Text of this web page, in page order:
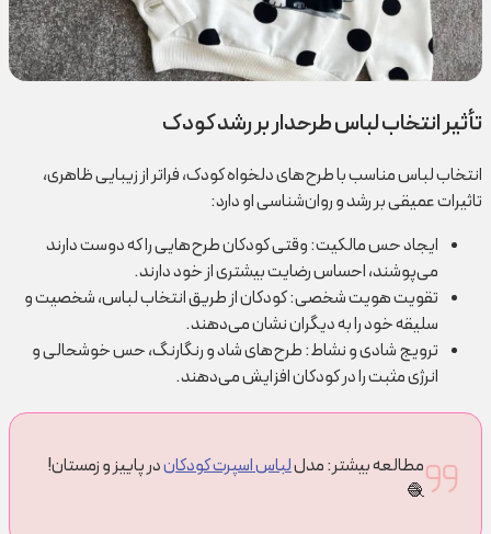
تأثیر انتخاب لباس طرحدار بر رشد کودک
انتخاب لباس مناسب با طرح‌های دلخواه کودک، فراتر از زیبایی ظاهری،
تاثیرات عمیقی بر رشد و روان‌شناسی او دارد:
ایجاد حس مالکیت: وقتی کودکان طرح‌هایی را که دوست دارند
می‌پوشند، احساس رضایت بیشتری از خود دارند.
تقویت هویت شخصی: کودکان از طریق انتخاب لباس، شخصیت و
سلیقه خود را به دیگران نشان می‌دهند.
ترویج شادی و نشاط: طرح‌های شاد و رنگارنگ، حس خوشحالی و
انرژی مثبت را در کودکان افزایش می‌دهند.
مطالعه بیشتر: مدللباس اسپرت کودکاندر پاییز و زمستان!
🧶